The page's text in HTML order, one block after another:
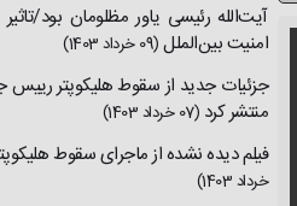
آیت‌الله رئیسی یاور مظلومان بود/
امنیت بین‌الملل(09 خرداد 1403)
جزئیات جدید از سقوط هلیکوپتر
منتشر کرد (07 خرداد 1403)
فیلم دیده نشده از ماجرای سقوط
خرداد 1403)